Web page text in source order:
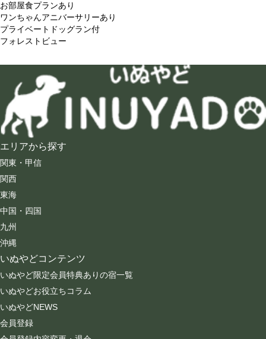
お部屋食プランあり
ワンちゃんアニバーサリーあり
プライベートドッグラン付
フォレストビュー
エリアから探す
関東・甲信
関西
東海
中国・四国
九州
沖縄
いぬやどコンテンツ
いぬやど限定会員特典ありの宿一覧
いぬやどお役立ちコラム
いぬやどNEWS
会員登録